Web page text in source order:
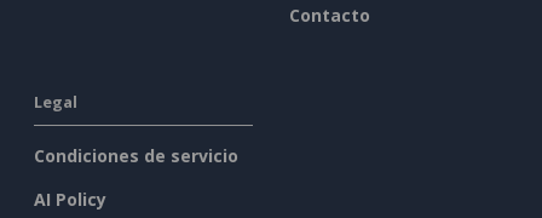
Contacto
Legal
Condiciones de servicio
AI Policy